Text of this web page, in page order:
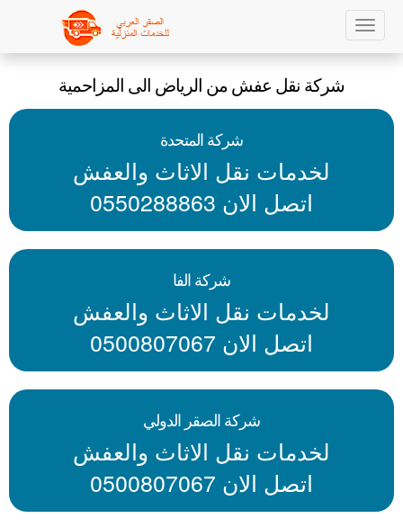
Toggle
navigation
شركة نقل عفش من الرياض الى المزاحمية
شركة المتحدة
لخدمات نقل الاثاث والعفش
اتصل الان 0550288863
شركة الفا
لخدمات نقل الاثاث والعفش
اتصل الان 0500807067
شركة الصقر الدولي
لخدمات نقل الاثاث والعفش
اتصل الان 0500807067